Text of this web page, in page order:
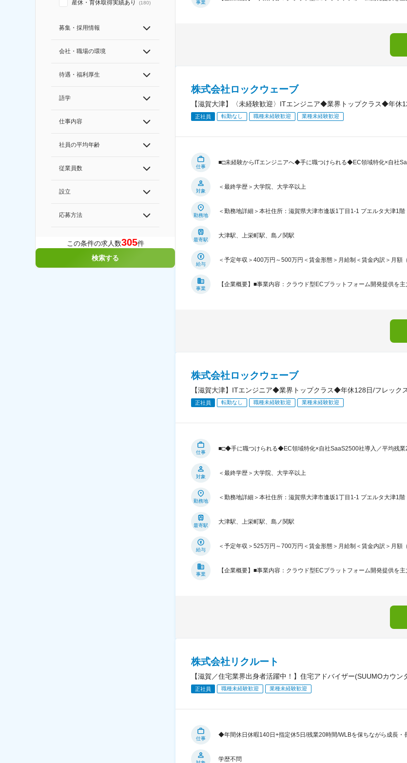
産休・育休取得実績あり (180)
募集・採用情報
会社・職場の環境
待遇・福利厚生
語学
仕事内容
社員の平均年齢
従業員数
設立
応募方法
この条件の求人数305件
検索する
事業
株式会社ロックウェーブ
【滋賀大津】〈未経験歓迎〉ITエンジニア◆業界トップクラス◆年休
正社員 転勤なし 職種未経験歓迎 業種未経験歓迎
仕事
■□未経験からITエンジニアへ◆手に職つけられる◆EC領域特化×自社
対象
＜最終学歴＞大学院、大学卒以上
勤務地
＜勤務地詳細＞本社住所：滋賀県大津市逢坂1丁目1-1 プエルタ大津1
最寄駅
大津駅、上栄町駅、島ノ関駅
給与
＜予定年収＞400万円～500万円＜賃金形態＞月給制＜賃金内訳＞月額
事業
【企業概要】■事業内容：クラウド型ECプラットフォーム開発提供を
株式会社ロックウェーブ
【滋賀大津】ITエンジニア◆業界トップクラス◆年休128日/フレック
正社員 転勤なし 職種未経験歓迎 業種未経験歓迎
仕事
■□◆手に職つけられる◆EC領域特化×自社SaaS2500社導入／平均残
対象
＜最終学歴＞大学院、大学卒以上
勤務地
＜勤務地詳細＞本社住所：滋賀県大津市逢坂1丁目1-1 プエルタ大津1
最寄駅
大津駅、上栄町駅、島ノ関駅
給与
＜予定年収＞525万円～700万円＜賃金形態＞月給制＜賃金内訳＞月額
事業
【企業概要】■事業内容：クラウド型ECプラットフォーム開発提供を
株式会社リクルート
【滋賀／住宅業界出身者活躍中！】住宅アドバイザー(SUUMOカウ
正社員 職種未経験歓迎 業種未経験歓迎
仕事
◆年間休日休暇140日+指定休5日/残業20時間/WLBを保ちながら成長
学歴不問